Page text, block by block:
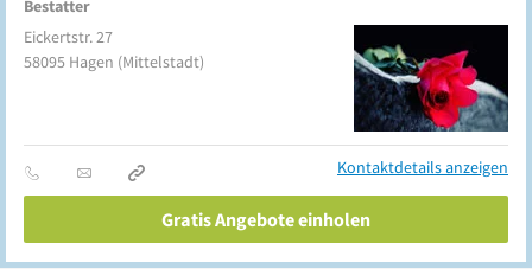
Bestatter
Eickertstr. 27
58095 Hagen (Mittelstadt)
Kontaktdetails anzeigen
Gratis Angebote einholen